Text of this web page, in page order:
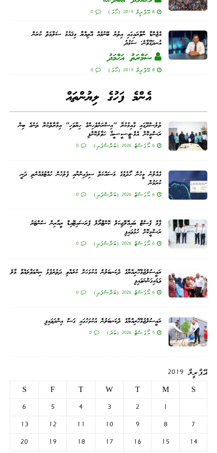
8 އޭޕްރީލް 2019 (ހޯމަ) 0
އެޖެންޑާ ނާވާރައިގައި އިތުރު ބޭނުމެއް އޮތިއްޔާ މިޤައުމު ސަލާމަތް ކުރަން
އުނދަގޫވާނެ: ސަޢުދު
ޟަމްރަތު އަޙްމަދު
8 އޭޕްރީލް 2019 (ހޯމަ) 0
އެންމެ ފަހުގެ ލިޔުންތައް
ތުލުސްދޫގައި ގާއިމުކުރާ "އިސްރަށްވެހިންގެ ހިޔާވަހި" އިމާރާތްކުރާ ތަނުގެ ބިން
ރަސްމީކޮށް އެމް.ޓީ.ސީ.ސީއާ ހަވާލުކޮށްފި
6 އޯގަސްޓް 2026 (ބުރާސްފަތި) 0
ގެއްލުނު މީހުން ހޯދުމުގެ މަސައްކަތް ސިފައިންނާއި ފުލުހުން ހުއްޓުމެއްނެތި ދަނީ
ކުރަމުން
6 އޯގަސްޓް 2026 (ބުރާސްފަތި) 0
ޕާމް ޕެސްޓް ބައިއޮލޮޖިކަލް ކޮންޓްރޯލް ޕެރަސައިޓޮއިޑް ރީއާރިން ސެންޓަރު
ރަސްމީކޮށް ހުޅުވައިފި
6 އޯގަސްޓް 2026 (ބުރާސްފަތި) 0
ރައީސުލްޖުމްހޫރިއްޔާގެ ދެކަނބަލުން އުކުޅަހަށް ކުރެއްވި ދަތުރުފުޅު ނިންމަވާލައްވާ މާލެ
ވަޑައިގަންނަވައިފި
6 އޯގަސްޓް 2026 (ބުރާސްފަތި) 0
ރައީސުލްޖުމްހޫރިއްޔާގެ ދެކަނބަލުން އުކުޅަހުގައި ގަސް އިންދަވައިފި
5 އޯގަސްޓް 2026 (ބުދަ) 0
އޭޕްރީލް 2019
S
M
T
W
T
F
S
1
2
3
4
5
6
7
8
9
10
11
12
13
14
15
16
17
18
19
20